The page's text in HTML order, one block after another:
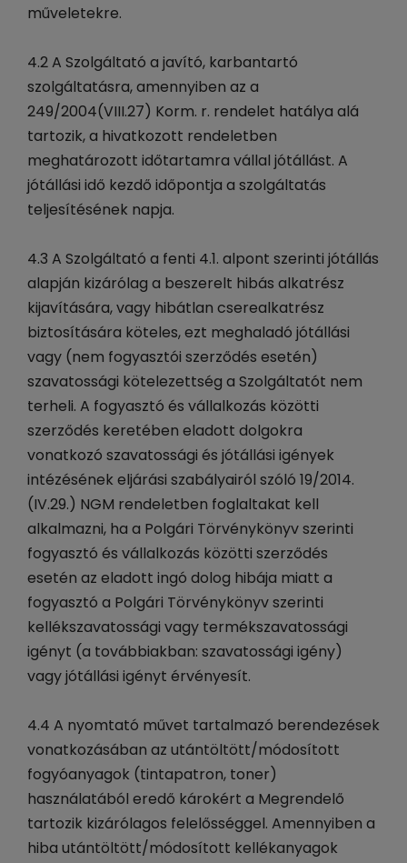
műveletekre.
4.2 A Szolgáltató a javító, karbantartó
szolgáltatásra, amennyiben az a
249/2004(VIII.27) Korm. r. rendelet hatálya alá
tartozik, a hivatkozott rendeletben
meghatározott időtartamra vállal jótállást. A
jótállási idő kezdő időpontja a szolgáltatás
teljesítésének napja.
4.3 A Szolgáltató a fenti 4.1. alpont szerinti jótállás
alapján kizárólag a beszerelt hibás alkatrész
kijavítására, vagy hibátlan cserealkatrész
biztosítására köteles, ezt meghaladó jótállási
vagy (nem fogyasztói szerződés esetén)
szavatossági kötelezettség a Szolgáltatót nem
terheli. A fogyasztó és vállalkozás közötti
szerződés keretében eladott dolgokra
vonatkozó szavatossági és jótállási igények
intézésének eljárási szabályairól szóló 19/2014.
(IV.29.) NGM rendeletben foglaltakat kell
alkalmazni, ha a Polgári Törvénykönyv szerinti
fogyasztó és vállalkozás közötti szerződés
esetén az eladott ingó dolog hibája miatt a
fogyasztó a Polgári Törvénykönyv szerinti
kellékszavatossági vagy termékszavatossági
igényt (a továbbiakban: szavatossági igény)
vagy jótállási igényt érvényesít.
4.4 A nyomtató művet tartalmazó berendezések
vonatkozásában az utántöltött/módosított
fogyóanyagok (tintapatron, toner)
használatából eredő károkért a Megrendelő
tartozik kizárólagos felelősséggel. Amennyiben a
hiba utántöltött/módosított kellékanyagok